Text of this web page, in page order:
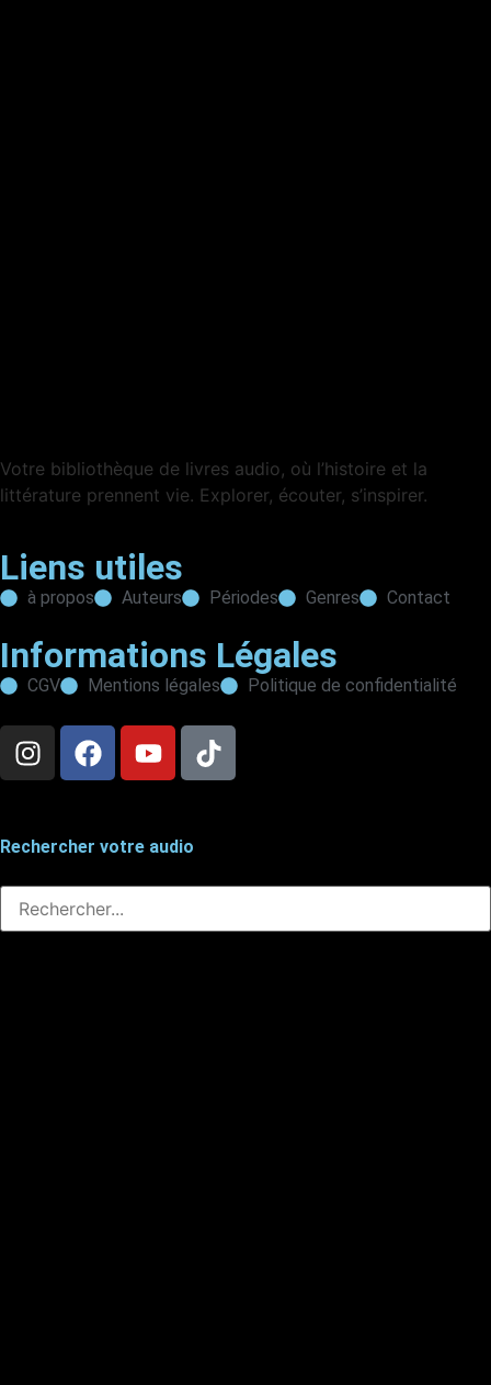
Votre bibliothèque de livres audio, où l’histoire et la
littérature prennent vie. Explorer, écouter, s’inspirer.
Liens utiles
à propos Auteurs Périodes Genres Contact
Informations Légales
CGV Mentions légales Politique de confidentialité
Rechercher votre audio